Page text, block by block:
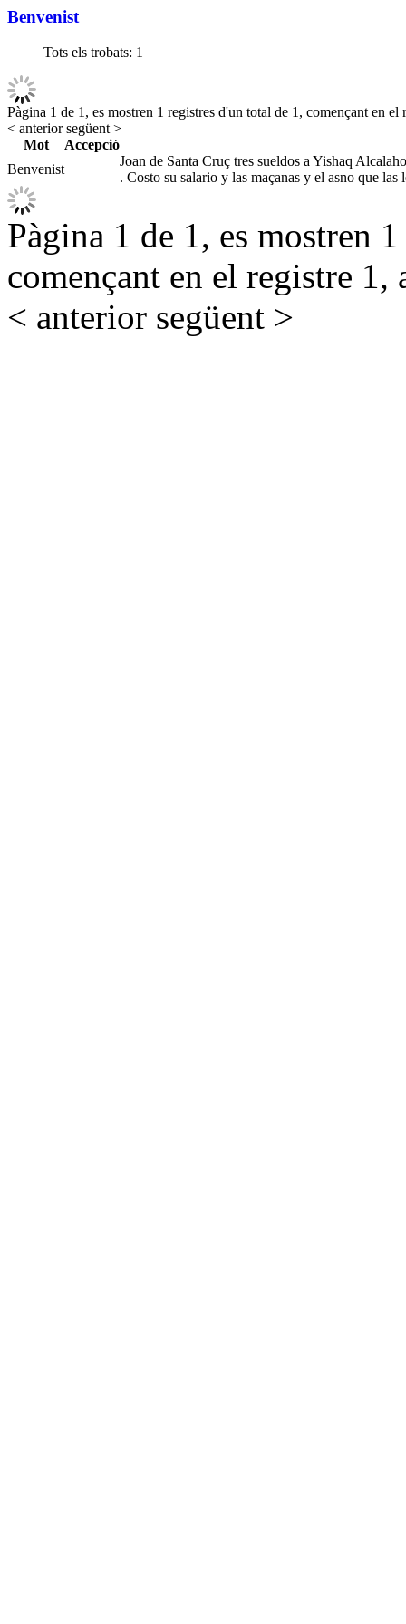
Benvenist
Tots els trobats: 1
Pàgina 1 de 1, es mostren 1 registres d'un total de 1, començant en el
< anteriorsegüent >
Mot
Accepció
Benvenist
Joan de Santa Cruç tres sueldos a Yishaq
. Costo su salario y las maçanas y el asno que las
Pàgina 1 de 1, es mostren
començant en el registre 1,
< anterior següent >